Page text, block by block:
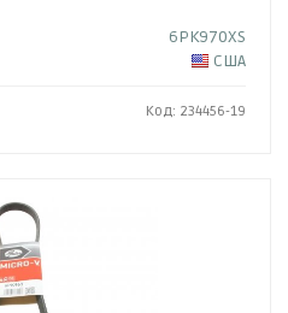
6PK970XS
США
Код: 234456-19